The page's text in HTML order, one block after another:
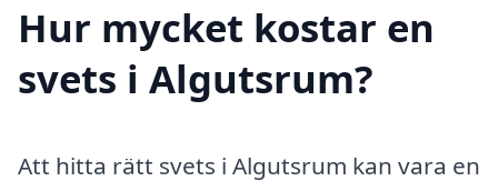
Hur mycket kostar en
svets i Algutsrum?
Att hitta rätt svets i Algutsrum kan vara en